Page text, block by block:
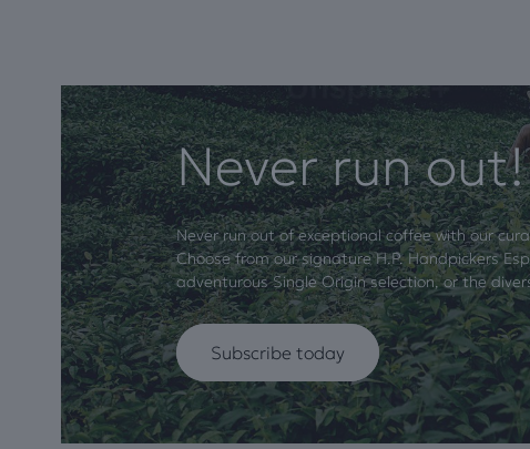
Never run out!
Never run out of exceptional coffee with our
Choose from our signature H.P. Handpickers
adventurous Single Origin selection, or the
Subscribe today